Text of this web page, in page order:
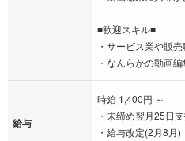
■歓迎スキル■
・サービス業や販
・なんらかの動画
給与
時給 1,400円 ～
・末締め翌月25日
・給与改定(2月8月)